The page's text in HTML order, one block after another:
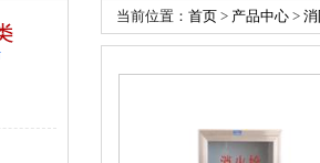
当前位置： 首页 > 产品中心 >